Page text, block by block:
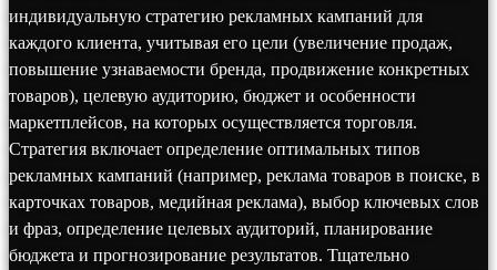
индивидуальную стратегию рекламных кампаний для
каждого клиента, учитывая его цели (увеличение продаж,
повышение узнаваемости бренда, продвижение конкретных
товаров), целевую аудиторию, бюджет и особенности
маркетплейсов, на которых осуществляется торговля.
Стратегия включает определение оптимальных типов
рекламных кампаний (например, реклама товаров в поиске, в
карточках товаров, медийная реклама), выбор ключевых слов
и фраз, определение целевых аудиторий, планирование
бюджета и прогнозирование результатов. Тщательно